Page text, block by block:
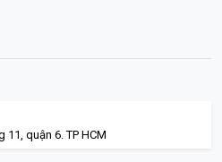
quận 6. TP HCM